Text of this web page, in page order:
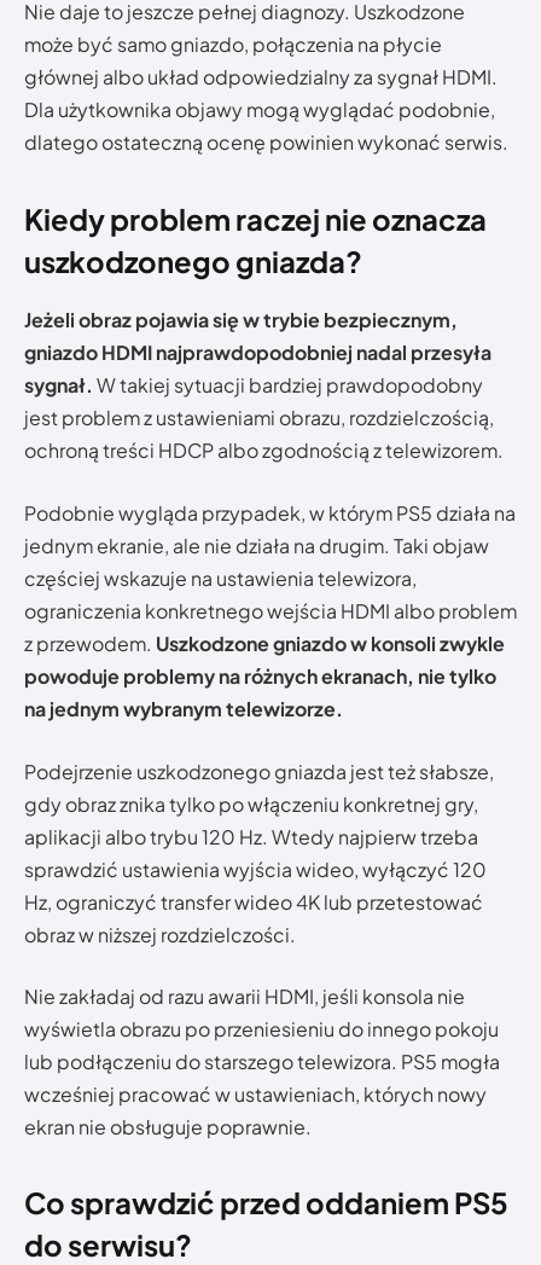
Nie daje to jeszcze pełnej diagnozy. Uszkodzone
może być samo gniazdo, połączenia na płycie
głównej albo układ odpowiedzialny za sygnał HDMI.
Dla użytkownika objawy mogą wyglądać podobnie,
dlatego ostateczną ocenę powinien wykonać serwis.
Kiedy problem raczej nie oznacza
uszkodzonego gniazda?
Jeżeli obraz pojawia się w trybie bezpiecznym,
gniazdo HDMI najprawdopodobniej nadal przesyła
sygnał. W takiej sytuacji bardziej prawdopodobny
jest problem z ustawieniami obrazu, rozdzielczością,
ochroną treści HDCP albo zgodnością z telewizorem.
Podobnie wygląda przypadek, w którym PS5 działa na
jednym ekranie, ale nie działa na drugim. Taki objaw
częściej wskazuje na ustawienia telewizora,
ograniczenia konkretnego wejścia HDMI albo problem
z przewodem. Uszkodzone gniazdo w konsoli zwykle
powoduje problemy na różnych ekranach, nie tylko
na jednym wybranym telewizorze.
Podejrzenie uszkodzonego gniazda jest też słabsze,
gdy obraz znika tylko po włączeniu konkretnej gry,
aplikacji albo trybu 120 Hz. Wtedy najpierw trzeba
sprawdzić ustawienia wyjścia wideo, wyłączyć 120
Hz, ograniczyć transfer wideo 4K lub przetestować
obraz w niższej rozdzielczości.
Nie zakładaj od razu awarii HDMI, jeśli konsola nie
wyświetla obrazu po przeniesieniu do innego pokoju
lub podłączeniu do starszego telewizora. PS5 mogła
wcześniej pracować w ustawieniach, których nowy
ekran nie obsługuje poprawnie.
Co sprawdzić przed oddaniem PS5
do serwisu?